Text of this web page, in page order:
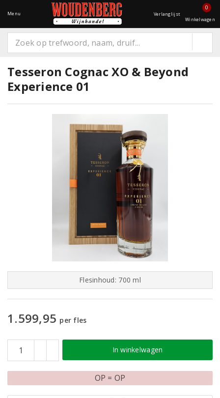
Menu Verlanglijst
0
Winkelwagen
Tesseron Cognac XO & Beyond
Experience 01
Flesinhoud: 700 ml
1.599,95 per fles
In winkelwagen
OP = OP